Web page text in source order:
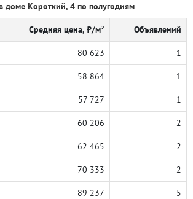
доме Короткий, 4 по полугодиям
Средняя цена, ₽/м² Объявлений
80 623 1
58 864 1
57 727 1
60 206 2
62 465 2
70 333 2
89 237 5